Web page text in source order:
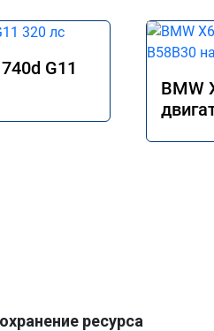
G11
BMW
ресурса